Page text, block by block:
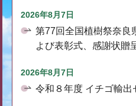
2026年8月7日
第77回全国植樹祭奈良
よび表彰式、感謝状贈
2026年8月7日
令和８年度 イチゴ輸